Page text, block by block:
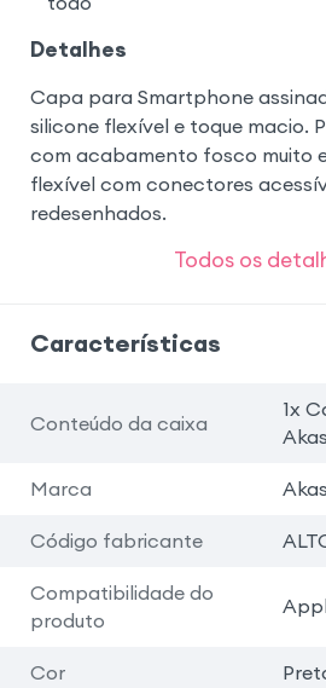
Detalhes
Capa para Smartphone
silicone flexível e toque macio.
com acabamento fosco muito
flexível com conectores
redesenhados.
Todos os
Características
Conteúdo da caixa
1x
Marca
Código fabricante
Compatibilidade do
produto
Cor